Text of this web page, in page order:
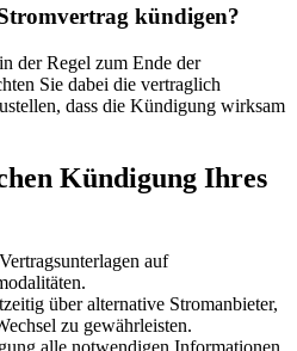
kündigen?
der Regel zum Ende der
Sie dabei die vertraglich
dass die Kündigung wirksam
Kündigung Ihres
auf
über alternative Stromanbieter,
zu gewährleisten.
alle notwendigen Informationen